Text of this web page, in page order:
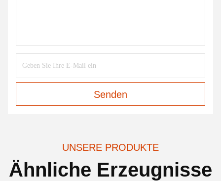
Senden
UNSERE PRODUKTE
Ähnliche Erzeugnisse